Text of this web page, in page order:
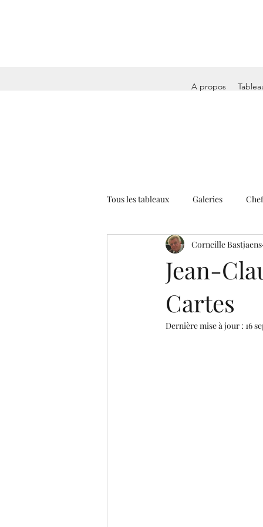
A propos
Tous les tableaux Galeries
Jean-
Cartes
Corneille Bastjaens
Dernière mise à jour : 16